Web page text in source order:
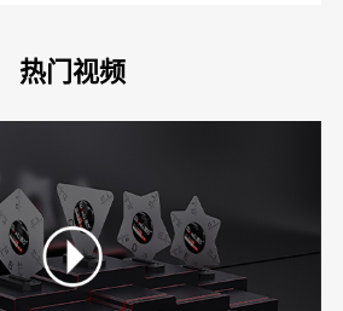
热门视频